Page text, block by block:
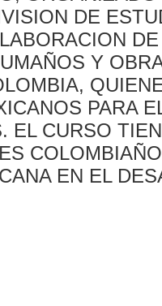
DE
Y
PARA
EL CURSO
EN EL